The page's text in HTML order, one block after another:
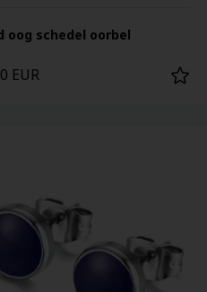
oog schedel oorbel
EUR